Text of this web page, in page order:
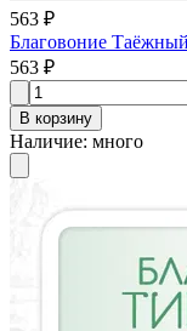
563 ₽
Благовоние
563 ₽
В корзину
Наличие: много